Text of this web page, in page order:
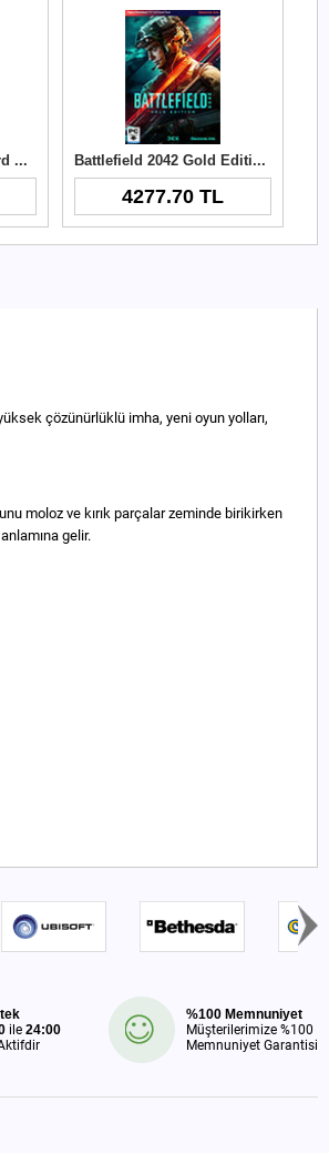
Battlefield 2042 Standard Edition PC Key Battlefield 2042 Gold Edition PC Key
4277.70 TL
çözünürlüklü imha, yeni oyun yolları,
moloz ve kırık parçalar zeminde birikirken
gelir.
ile24:00
%100 Memnuniyet
Müşterilerimize %100
Memnuniyet Garantisi